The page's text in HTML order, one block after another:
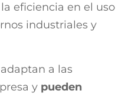
eficiencia en el uso
industriales y
a las
y pueden